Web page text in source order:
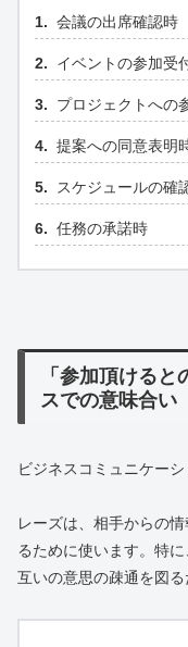
会議の出席確認時
イベントの参加受
プロジェクトへの
提案への同意表明
スケジュールの確
任務の承諾時
「参加頂ける
スでの意味合い
ビジネスコミュニケー
レーズは、相手からの
るために使います。特
互いの意思の疎通を図る